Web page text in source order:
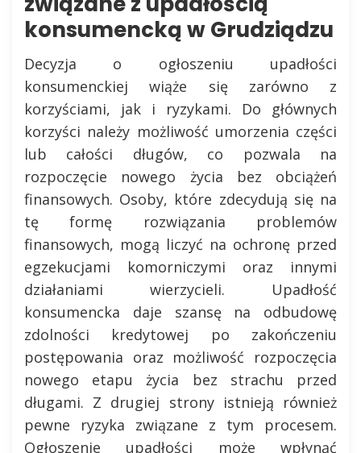
konsumencką w Grudziądzu
Decyzja o ogłoszeniu upadłości
konsumenckiej wiąże się zarówno z
korzyściami, jak i ryzykami. Do głównych
korzyści należy możliwość umorzenia części
lub całości długów, co pozwala na
rozpoczęcie nowego życia bez obciążeń
finansowych. Osoby, które zdecydują się na
tę formę rozwiązania problemów
finansowych, mogą liczyć na ochronę przed
egzekucjami komorniczymi oraz innymi
działaniami wierzycieli. Upadłość
konsumencka daje szansę na odbudowę
zdolności kredytowej po zakończeniu
postępowania oraz możliwość rozpoczęcia
nowego etapu życia bez strachu przed
długami. Z drugiej strony istnieją również
pewne ryzyka związane z tym procesem.
Ogłoszenie upadłości może wpłynąć